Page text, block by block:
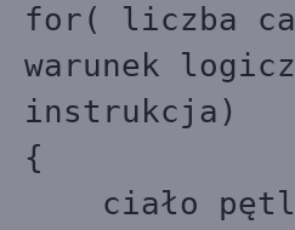
for( liczba
warunek
instrukcja)
{
ciało